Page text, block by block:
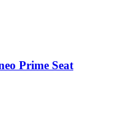
Prime Seat